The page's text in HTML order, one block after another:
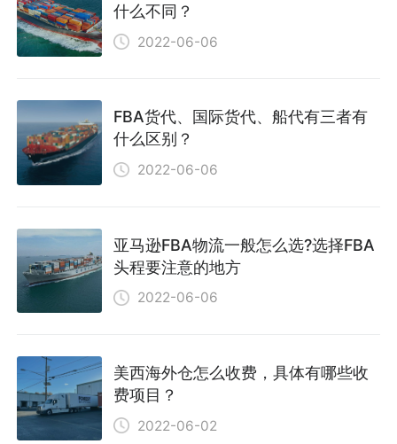
什么不同？
2022-06-06
FBA货代、国际货代、船代有三者有
什么区别？
2022-06-06
亚马逊FBA物流一般怎么选?选择FBA
头程要注意的地方
2022-06-06
美西海外仓怎么收费，具体有哪些收
费项目？
2022-06-02